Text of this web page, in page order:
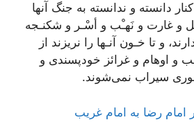
دانسته و ندانسته به جنگ آنها
و غارت و نَهـْب و أسْـر و شکنـجه
و تا خـون آنـها را نریزند از
و غرائز خودپسندی و
سیراب نمی‌شوند.
امام رضا به امام غريب